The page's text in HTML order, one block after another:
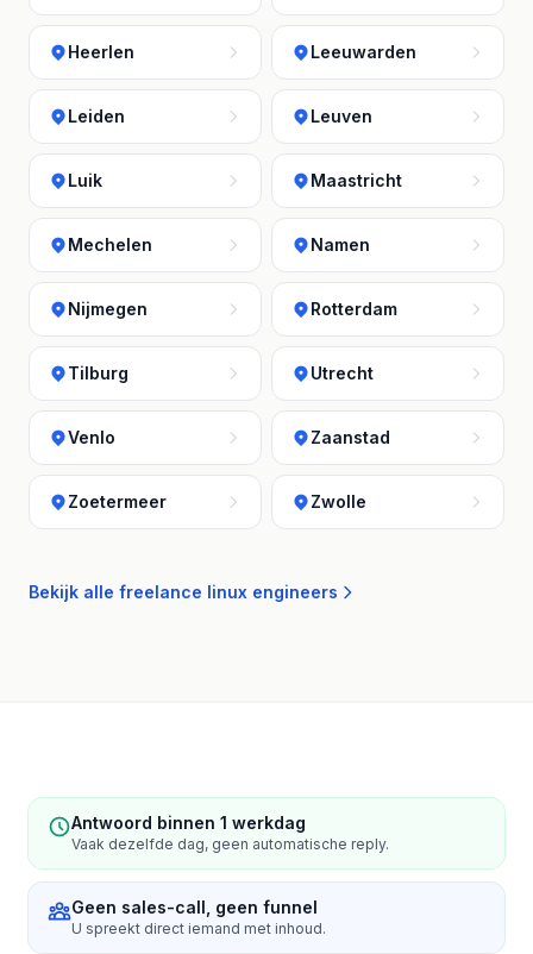
Heerlen Leeuwarden
Leiden Leuven
Luik Maastricht
Mechelen Namen
Nijmegen Rotterdam
Tilburg Utrecht
Venlo Zaanstad
Zoetermeer Zwolle
Bekijk alle freelance linux engineers
Antwoord binnen 1 werkdag
Vaak dezelfde dag, geen automatische reply.
Geen sales-call, geen funnel
U spreekt direct iemand met inhoud.